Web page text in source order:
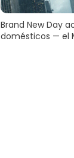
Brand New Day
domésticos — el